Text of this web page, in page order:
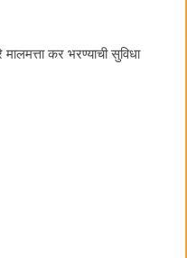
मालमत्ता कर भरण्याची सुविधा